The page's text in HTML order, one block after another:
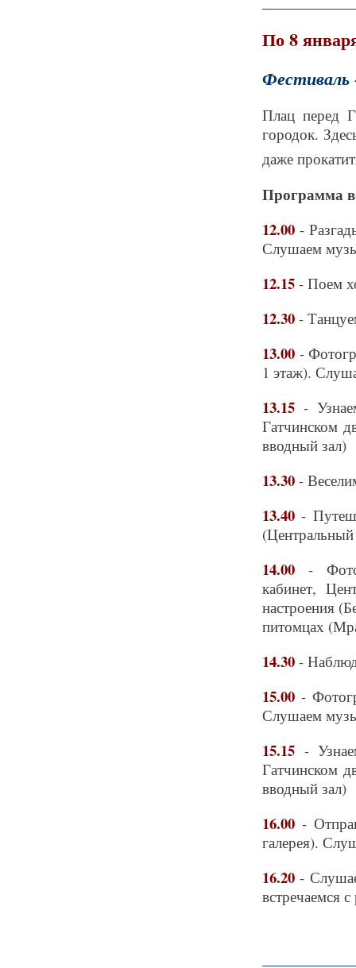
По 8
Фестиваль
Плац перед
городок.
даже
Программа
12.00 -
Слушаем
12.15 - Поем
12.30-
13.00 -
1 этаж).
13.15 -
Гатчинском
вводный зал)
13.30-
13.40-
14.00-
кабинет,
настроения
питомцах
14.30 -
15.00-
Слушаем
15.15 -
Гатчинском
вводный зал)
16.00 -
галерея).
16.20-
встречаемся